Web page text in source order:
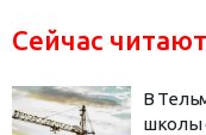
Сейчас читают
В
школы